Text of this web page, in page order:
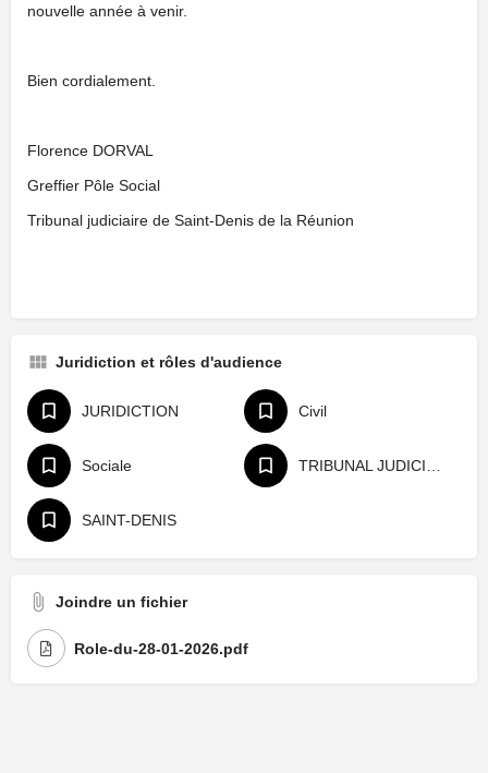
nouvelle année à venir.
Bien cordialement.
Florence DORVAL
Greffier Pôle Social
Tribunal judiciaire de Saint-Denis de la Réunion
Juridiction et rôles d'audience
JURIDICTION Civil
Sociale
SAINT-DENIS
Joindre un fichier
Role-du-28-01-2026.pdf